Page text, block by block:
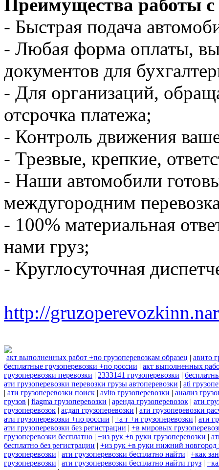
Преимущества работы
- Быстрая подача
- Любая форма оплаты,
документов для
- Для организаций,
отсрочка платежа;
- Контроль движения
- Трезвые, крепкие,
- Наши автомобили
междугородним
- 100% материальная
нами груз;
- Круглосуточная
http://
акт выполненных работ +по грузоперевозкам образец | авито
бесплатные грузоперевозки +по россии | акт выполненных
грузоперевозки перевозки | 2333141 грузоперевозки |
ати грузоперевозки перевозки грузы автоперевозки | ati
| ати грузоперевозки поиск | avito грузоперевозки | анализ
грузов | flagma грузоперевозки | аренда грузоперевозок | ати
грузоперевозок | асдап грузоперевозки | ати грузоперевозки
ати грузоперевозки +по россии | +а т +и грузоперевозки | ати
ати грузоперевозки без регистрации | +в мировых
грузоперевозки бесплатно | +из рук +в руки грузоперевозки |
бесплатно без регистрации | +из рук +в руки нижний новгород
грузоперевозки | ати грузоперевозки бесплатно найти | +как
грузоперевозки | ати грузоперевозки бесплатно найти груз |